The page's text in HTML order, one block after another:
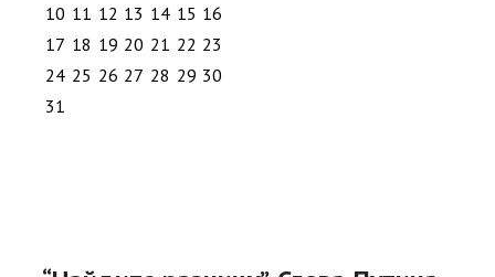
10 11 12 13 14 15 16
17 18 19 20 21 22 23
24 25 26 27 28 29 30
31